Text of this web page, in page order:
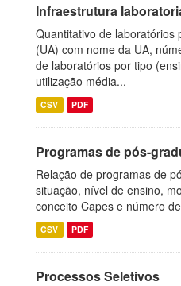
Infraestrutura
Quantitativo de laboratórios
(UA) com nome da UA,
de laboratórios por tipo
utilização média...
CSV PDF
Programas de pós-
Relação de programas de
situação, nível de ensino,
conceito Capes e número
CSV PDF
Processos Seletivos